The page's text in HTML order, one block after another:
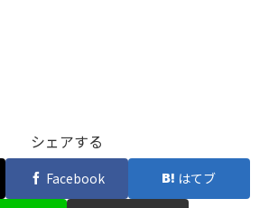
シェアする
Facebook はてブ